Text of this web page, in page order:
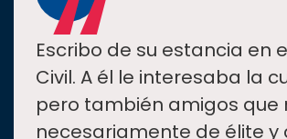
Escribo de su estancia en
Civil. A él le interesaba la
pero también amigos que
necesariamente de élite y